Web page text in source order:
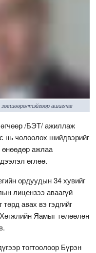
зөвшөөрөлтэйгөөр ашиглав
/БЭТ/ ажиллаж
нь чөлөөлөх шийдвэрийг
өнөөдөр ажлаа
өглөө.
ордуудын 34 хувийг
лицензээ аваагүй
авах вэ гэдгийг
Яамыг төлөөлөн
тогтоолоор Бүрэн